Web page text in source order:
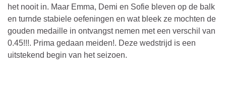
het nooit in. Maar Emma, Demi en Sofie bleven op de balk
en turnde stabiele oefeningen en wat bleek ze mochten de
gouden medaille in ontvangst nemen met een verschil van
0.45!!!. Prima gedaan meiden!. Deze wedstrijd is een
uitstekend begin van het seizoen.